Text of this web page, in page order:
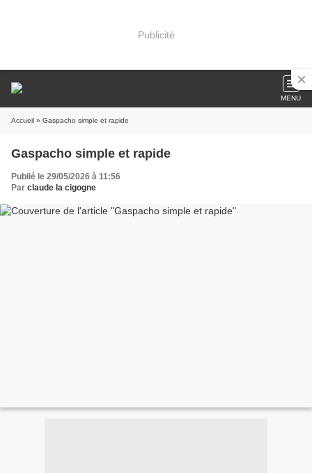
Publicité
MENU
Accueil » Gaspacho simple et rapide
Gaspacho simple et rapide
Publié le 29/05/2026 à 11:56
Par claude la cigogne